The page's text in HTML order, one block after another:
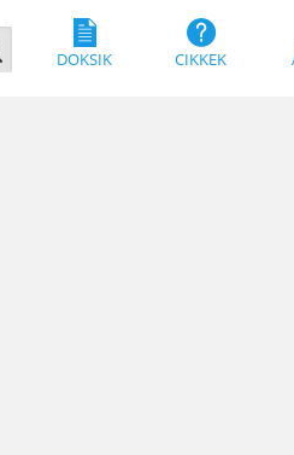
DOKSIK CIKKEK